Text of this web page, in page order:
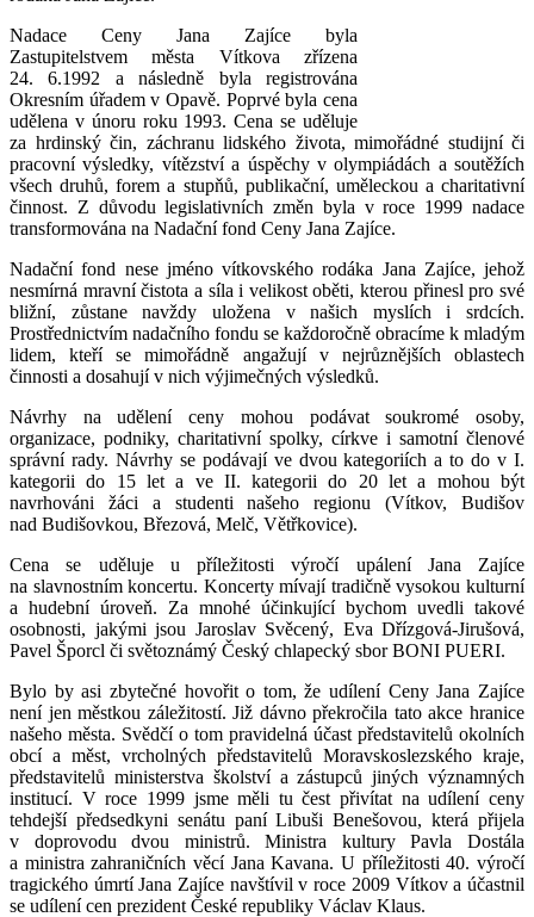
Nadace Ceny Jana Zajíce byla
Zastupitelstvem města Vítkova zřízena
24. 6.1992 a následně byla registrována
Okresním úřadem v Opavě. Poprvé byla cena
udělena v únoru roku 1993. Cena se uděluje
za hrdinský čin, záchranu lidského života, mimořádné studijní či
pracovní výsledky, vítězství a úspěchy v olympiádách a soutěžích
všech druhů, forem a stupňů, publikační, uměleckou a charitativní
činnost. Z důvodu legislativních změn byla v roce 1999 nadace
transformována na Nadační fond Ceny Jana Zajíce.
Nadační fond nese jméno vítkovského rodáka Jana Zajíce, jehož
nesmírná mravní čistota a síla i velikost oběti, kterou přinesl pro své
bližní, zůstane navždy uložena v našich myslích i srdcích.
Prostřednictvím nadačního fondu se každoročně obracíme k mladým
lidem, kteří se mimořádně angažují v nejrůznějších oblastech
činnosti a dosahují v nich výjimečných výsledků.
Návrhy na udělení ceny mohou podávat soukromé osoby,
organizace, podniky, charitativní spolky, církve i samotní členové
správní rady. Návrhy se podávají ve dvou kategoriích a to do v I.
kategorii do 15 let a ve II. kategorii do 20 let a mohou být
navrhováni žáci a studenti našeho regionu (Vítkov, Budišov
nad Budišovkou, Březová, Melč, Větřkovice).
Cena se uděluje u příležitosti výročí upálení Jana Zajíce
na slavnostním koncertu. Koncerty mívají tradičně vysokou kulturní
a hudební úroveň. Za mnohé účinkující bychom uvedli takové
osobnosti, jakými jsou Jaroslav Svěcený, Eva Dřízgová-Jirušová,
Pavel Šporcl či světoznámý Český chlapecký sbor BONI PUERI.
Bylo by asi zbytečné hovořit o tom, že udílení Ceny Jana Zajíce
není jen městkou záležitostí. Již dávno překročila tato akce hranice
našeho města. Svědčí o tom pravidelná účast představitelů okolních
obcí a měst, vrcholných představitelů Moravskoslezského kraje,
představitelů ministerstva školství a zástupců jiných významných
institucí. V roce 1999 jsme měli tu čest přivítat na udílení ceny
tehdejší předsedkyni senátu paní Libuši Benešovou, která přijela
v doprovodu dvou ministrů. Ministra kultury Pavla Dostála
a ministra zahraničních věcí Jana Kavana. U příležitosti 40. výročí
tragického úmrtí Jana Zajíce navštívil v roce 2009 Vítkov a účastnil
se udílení cen prezident České republiky Václav Klaus.